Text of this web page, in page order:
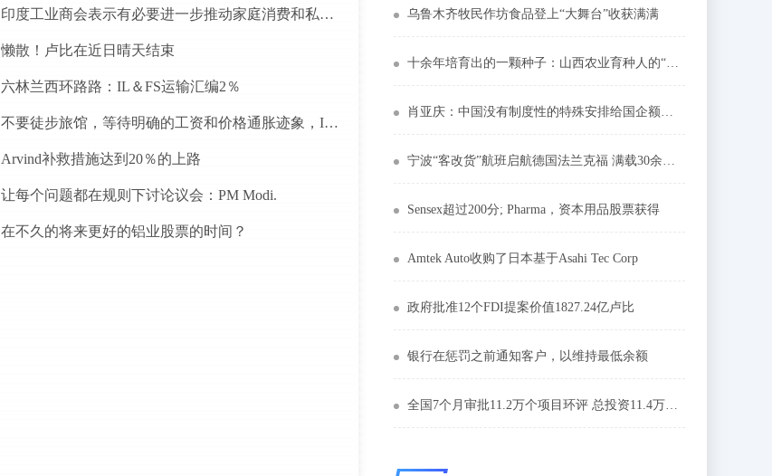
印度工业商会表示有必要进一步推动家庭消费和私人投资
懒散！卢比在近日晴天结束
六林兰西环路路：IL＆FS运输汇编2％
不要徒步旅馆，等待明确的工资和价格通胀迹象，IMF告诉喂养
Arvind补救措施达到20％的上路
让每个问题都在规则下讨论议会：PM Modi.
在不久的将来更好的铝业股票的时间？
乌鲁木齐牧民作坊食品登上“大舞台”收获满满
十余年培育出的一颗种子：山西农业育种人的“匠心”
肖亚庆：中国没有制度性的特殊安排给国企额外补助
宁波“客改货”航班启航德国法兰克福 满载30余吨物资
Sensex超过200分; Pharma，资本用品股票获得
Amtek Auto收购了日本基于Asahi Tec Corp
政府批准12个FDI提案价值1827.24亿卢比
银行在惩罚之前通知客户，以维持最低余额
全国7个月审批11.2万个项目环评 总投资11.4万亿元